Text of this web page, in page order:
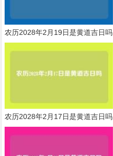
农历2028年2月19日是黄道吉日吗
农历2028年2月17日是黄道吉日吗